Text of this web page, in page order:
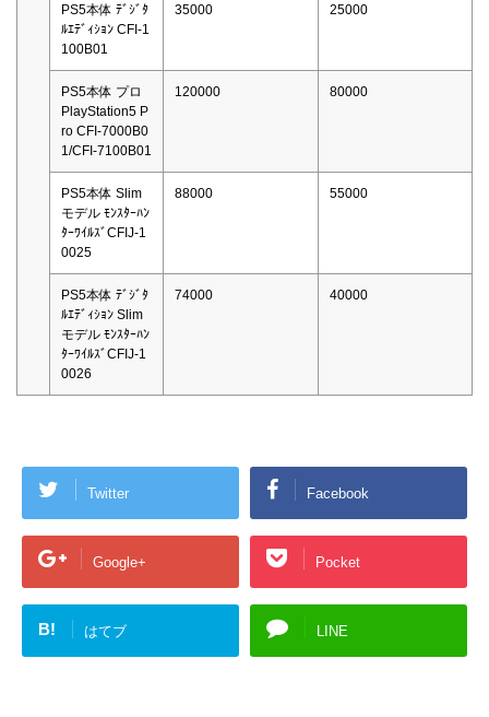
PS5本体 ﾃﾞｼﾞﾀ
ﾙｴﾃﾞｨｼｮﾝ CFI-1
100B01
35000 25000
PS5本体 プロ
PlayStation5 P
ro CFI-7000B0
1/CFI-7100B01
120000 80000
PS5本体 Slim
モデル ﾓﾝｽﾀｰﾊﾝ
ﾀｰﾜｲﾙｽﾞCFIJ-1
0025
88000 55000
PS5本体 ﾃﾞｼﾞﾀ
ﾙｴﾃﾞｨｼｮﾝ Slim
モデル ﾓﾝｽﾀｰﾊﾝ
ﾀｰﾜｲﾙｽﾞCFIJ-1
0026
74000 40000
Twitter Facebook
Google+ Pocket
B! はてブ LINE